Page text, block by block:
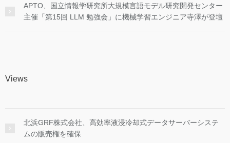
APTO、国立情報学研究所大規模言語モデル研究開発センター
主催「第15回 LLM 勉強会」に機械学習エンジニア寺澤が登壇
Views
北浜GRF株式会社、高効率液浸冷却式データサーバーシステ
ムの販売権を確保